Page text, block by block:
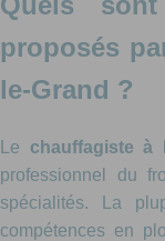
proposés
le-Grand ?
Le chauffagiste à
professionnel du
spécialités. La
compétences en